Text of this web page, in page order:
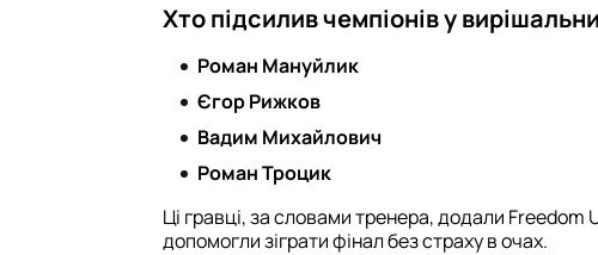
Хто підсилив чемпіонів у
Роман Мануйлик
Єгор Рижков
Вадим Михайлович
Роман Троцик
Ці гравці, за словами тренера, додали Freedom
допомогли зіграти фінал без страху в очах.